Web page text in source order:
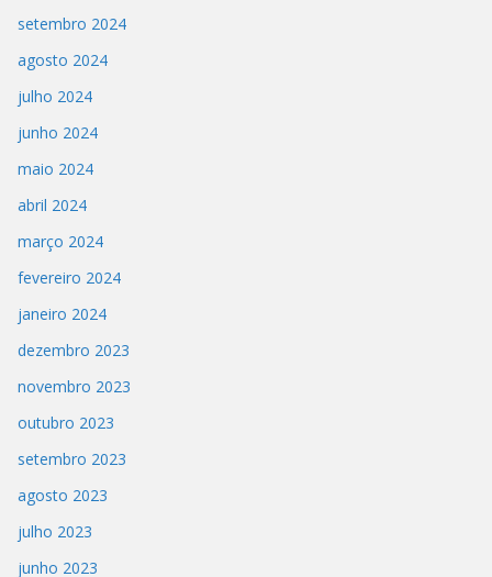
setembro 2024
agosto 2024
julho 2024
junho 2024
maio 2024
abril 2024
março 2024
fevereiro 2024
janeiro 2024
dezembro 2023
novembro 2023
outubro 2023
setembro 2023
agosto 2023
julho 2023
junho 2023